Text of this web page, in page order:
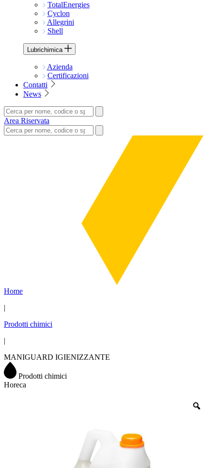
TotalEnergies
Cyclon
Allegrini
Shell
Lubrichimica
Azienda
Certificazioni
Contatti
News
Area Riservata
Home
|
Prodotti chimici
|
MANIGUARD IGIENIZZANTE
Prodotti chimici
Horeca